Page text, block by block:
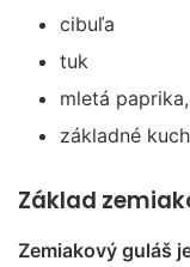
cibuľa
tuk
mletá
základné
Základ
Zemiakový guláš